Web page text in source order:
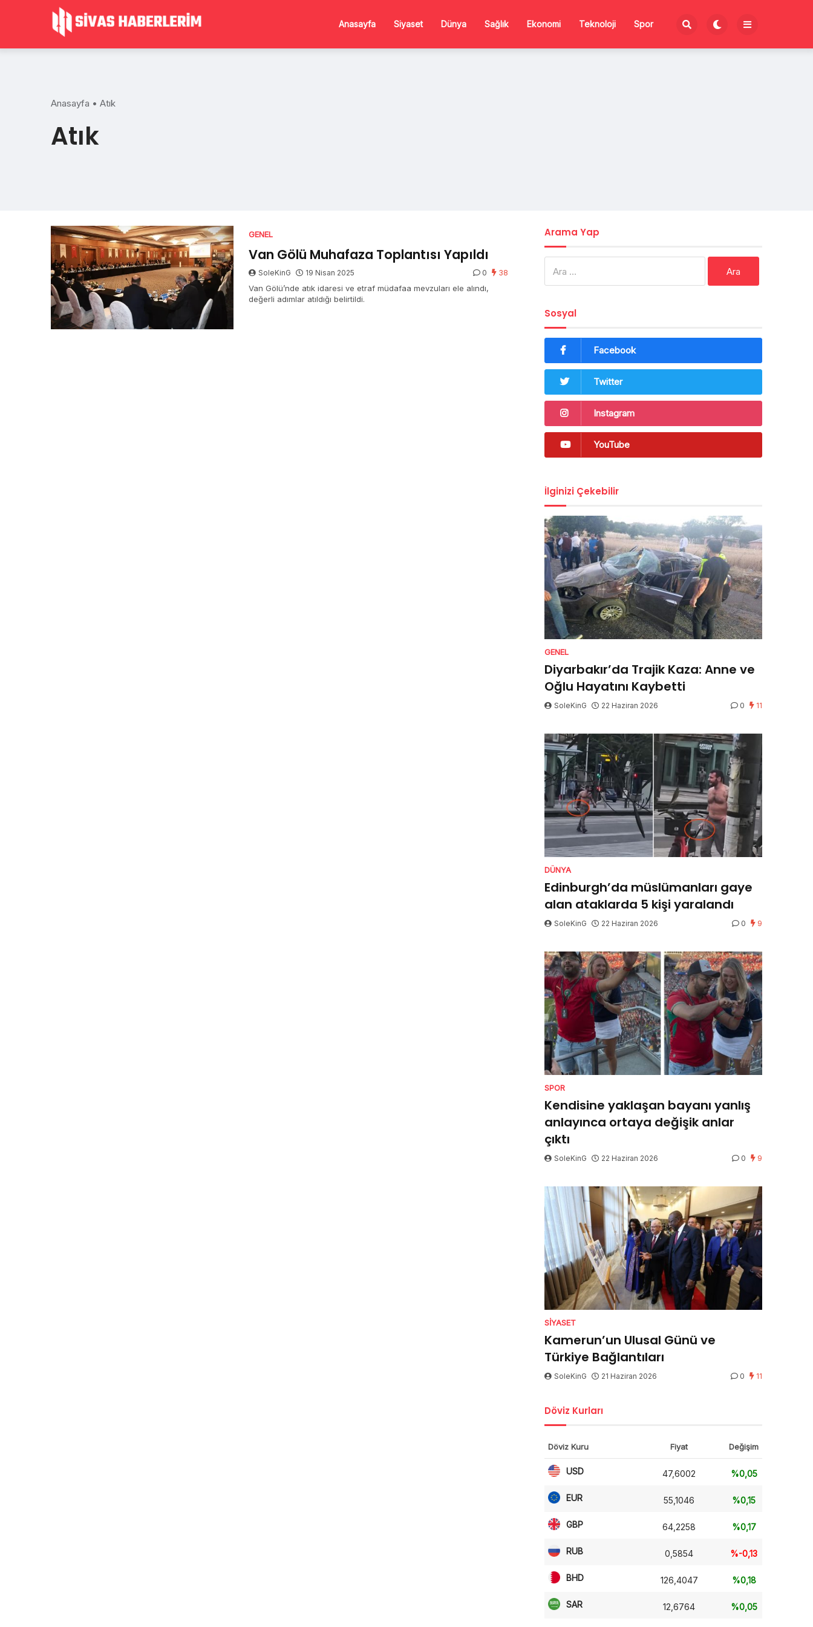
Anasayfa Siyaset Dünya Sağlık Ekonomi Teknoloji Spor
Anasayfa • Atık
Atık
GENEL
Van Gölü Muhafaza Toplantısı Yapıldı
SoleKinG 19 Nisan 2025 0 38
Van Gölü’nde atık idaresi ve etraf müdafaa mevzuları ele alındı,
değerli adımlar atıldığı belirtildi.
Arama Yap
Sosyal
Facebook
Twitter
Instagram
YouTube
İlginizi Çekebilir
GENEL
Diyarbakır’da Trajik Kaza: Anne ve
Oğlu Hayatını Kaybetti
SoleKinG 22 Haziran 2026 0 11
DÜNYA
Edinburgh’da müslümanları gaye
alan ataklarda 5 kişi yaralandı
SoleKinG 22 Haziran 2026 0 9
SPOR
Kendisine yaklaşan bayanı yanlış
anlayınca ortaya değişik anlar
çıktı
SoleKinG 22 Haziran 2026 0 9
SIYASET
Kamerun’un Ulusal Günü ve
Türkiye Bağlantıları
SoleKinG 21 Haziran 2026 0 11
Döviz Kurları
Döviz Kuru Fiyat Değişim
USD 47,6002 %0,05
EUR 55,1046 %0,15
GBP 64,2258 %0,17
RUB 0,5854 %-0,13
BHD 126,4047 %0,18
SAR 12,6764 %0,05